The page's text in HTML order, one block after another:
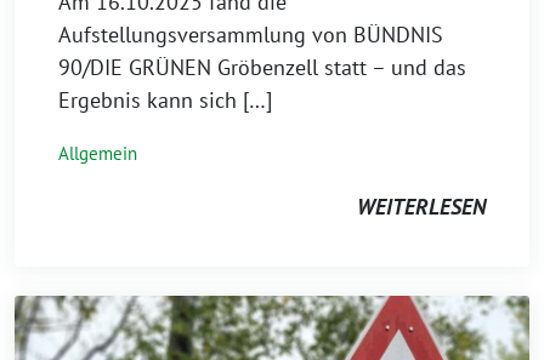
Aufstellungsversammlung von BÜNDNIS
90/DIE GRÜNEN Gröbenzell statt – und das
Ergebnis kann sich […]
Allgemein
WEITERLESEN